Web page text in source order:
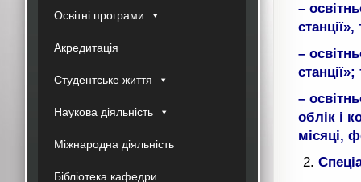
Освітні програми
Акредитація
Студентське життя
Наукова діяльність
Міжнародна діяльність
Бібліотека кафедри
–
–
–
облік і
місяці,